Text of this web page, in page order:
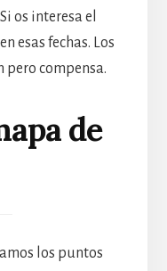
os interesa el
esas fechas. Los
compensa.
de
los puntos